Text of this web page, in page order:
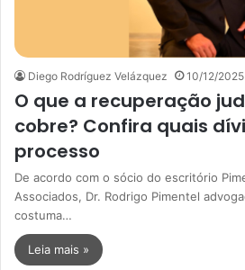
Diego Rodríguez Velázquez 10/12/2025
O que a recuperação
cobre? Confira quais
processo
De acordo com o sócio do escritório
Associados, Dr. Rodrigo Pimentel
costuma…
Leia mais »